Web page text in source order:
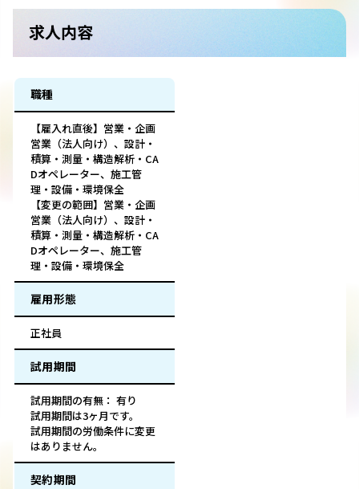
求人内容
職種
【雇入れ直後】営業・企画
営業（法人向け）、設計・
積算・測量・構造解析・CA
Dオペレーター、施工管
理・設備・環境保全
【変更の範囲】営業・企画
営業（法人向け）、設計・
積算・測量・構造解析・CA
Dオペレーター、施工管
理・設備・環境保全
雇用形態
正社員
試用期間
試用期間の有無： 有り
試用期間は3ヶ月です。
試用期間の労働条件に変更
はありません。
契約期間